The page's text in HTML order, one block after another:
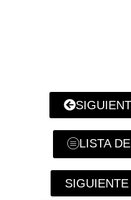
LISTA